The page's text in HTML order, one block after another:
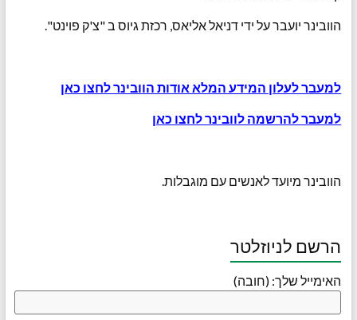
הוובינר יועבר על ידי דניאל אליאס, רכזת גיוס ב "צ'ק פוינט".
למעבר לעלון המידע המלא אודות הוובינר לחצו כאן
למעבר להרשמה לוובינר לחצו כאן
הוובינר מיועד לאנשים עם מוגבלות.
הרשם לניוזלטר
האימייל שלך: (חובה)